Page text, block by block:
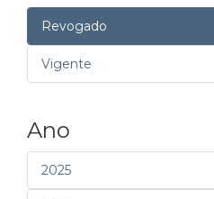
Revogado
Vigente
Ano
2025